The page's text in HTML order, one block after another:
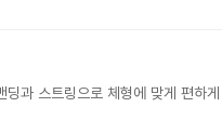
과 스트링으로 체형에 맞게 편하